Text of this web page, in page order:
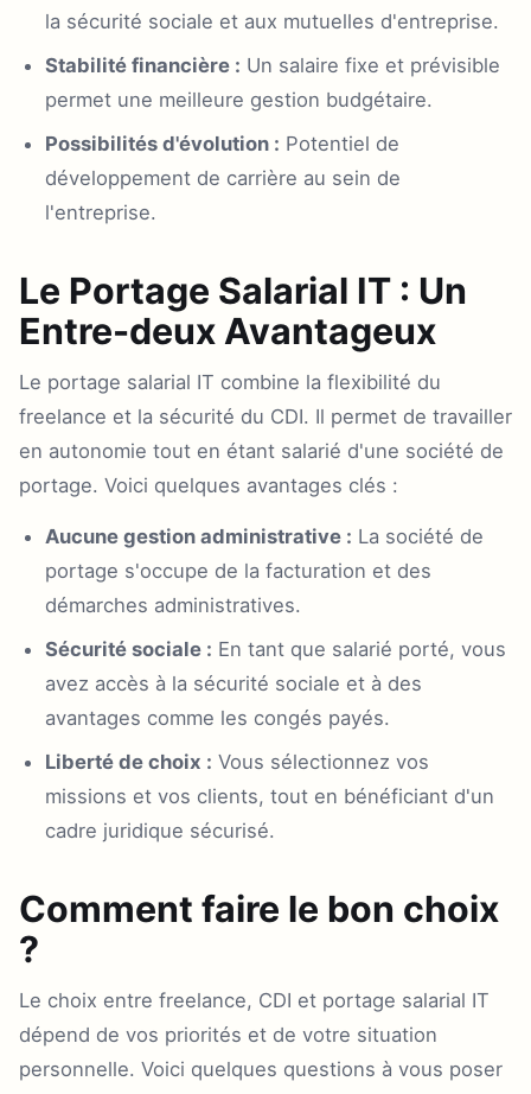
la sécurité sociale et aux mutuelles d'entreprise.
Stabilité financière : Un salaire fixe et prévisible
permet une meilleure gestion budgétaire.
Possibilités d'évolution : Potentiel de
développement de carrière au sein de
l'entreprise.
Le Portage Salarial IT : Un
Entre-deux Avantageux
Le portage salarial IT combine la flexibilité du
freelance et la sécurité du CDI. Il permet de travailler
en autonomie tout en étant salarié d'une société de
portage. Voici quelques avantages clés :
Aucune gestion administrative : La société de
portage s'occupe de la facturation et des
démarches administratives.
Sécurité sociale : En tant que salarié porté, vous
avez accès à la sécurité sociale et à des
avantages comme les congés payés.
Liberté de choix : Vous sélectionnez vos
missions et vos clients, tout en bénéficiant d'un
cadre juridique sécurisé.
Comment faire le bon choix
?
Le choix entre freelance, CDI et portage salarial IT
dépend de vos priorités et de votre situation
personnelle. Voici quelques questions à vous poser